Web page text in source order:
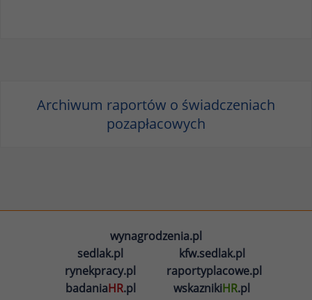
Archiwum raportów o świadczeniach
pozapłacowych
wynagrodzenia.pl
sedlak.pl
kfw.sedlak.pl
rynekpracy.pl
raportyplacowe.pl
badaniaHR.pl wskaznikiHR.pl